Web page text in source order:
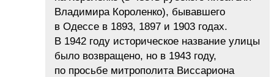
Владимира Короленко), бывавшего
в Одессе в 1893, 1897 и 1903 годах.
В 1942 году историческое название улицы
было возвращено, но в 1943 году,
по просьбе митрополита Виссариона